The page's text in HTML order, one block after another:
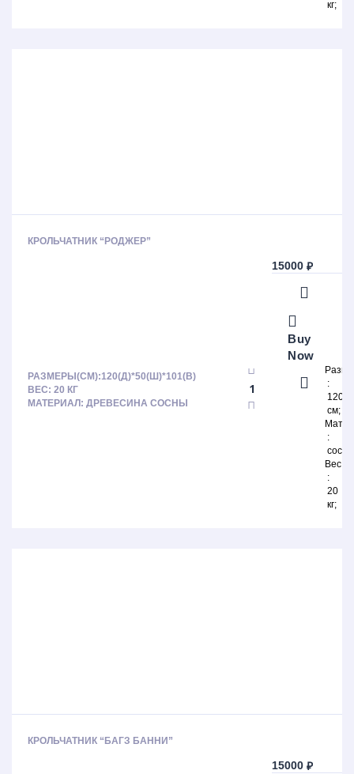
кг
КРОЛЬЧАТНИК “РОДЖЕР”
РАЗМЕРЫ(СМ):120(Д)*50(Ш)*101(В)
ВЕС: 20 КГ
МАТЕРИАЛ: ДРЕВЕСИНА СОСНЫ
15000₽
Buy
Now
см
сосна
Вес
20
кг
КРОЛЬЧАТНИК “БАГЗ БАННИ”
15000₽